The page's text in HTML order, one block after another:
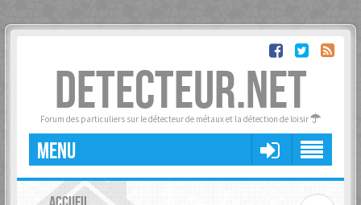
DETECTEUR.NET
Forum des particuliers sur le détecteur de métaux et la détection de loisir
MENU